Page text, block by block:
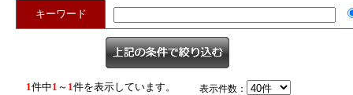
キーワード
1件中1 ～ 1件を表示しています。 表示件数：